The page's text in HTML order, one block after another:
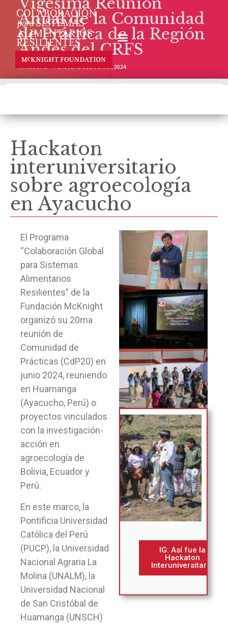
Anual de la Comunidad
de Práctica de la Región
Andes del CRFS
AYACUCHO – PERÚ, 2 AL 6 DE JUNIO, 2024
Hackaton
interuniversitario
sobre agroecología
en Ayacucho
El Programa
“Colaboración Global
para Sistemas
Alimentarios
Resilientes” de la
Fundación McKnight
organizó su 20ma
reunión de
Comunidad de
Prácticas (CdP20) en
junio 2024, reuniendo
en Huamanga
(Ayacucho, Perú) o
proyectos vinculados
con la investigación-
acción en
agroecología de
Bolivia, Ecuador y
Perú.
En este marco, la
Pontificia Universidad
Católica del Perú
(PUCP), la Universidad
Nacional Agraria La
Molina (UNALM), la
Universidad Nacional
de San Cristóbal de
Huamanga (UNSCH)
IG: Así fue la
Hackaton
Interuniversitaria